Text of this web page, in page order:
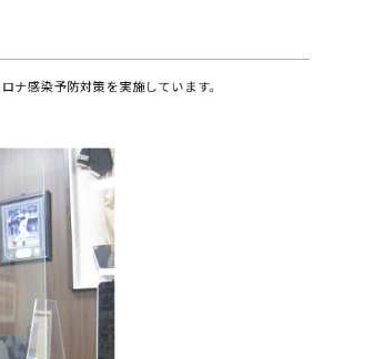
ナ感染予防対策を実施しています。